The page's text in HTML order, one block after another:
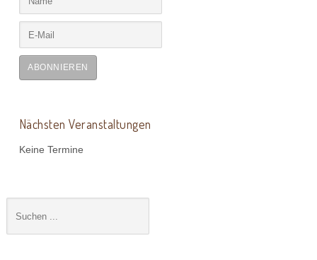
ABONNIEREN
Nächsten Veranstaltungen
Keine Termine